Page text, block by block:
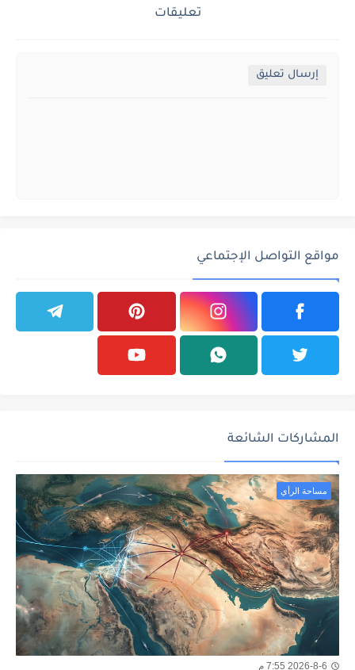
تعليقات
إرسال تعليق
مواقع التواصل الإجتماعي
المشاركات الشائعة
مساحة الرأي
2026-8-6 7:55 م